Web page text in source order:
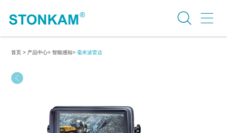
首页 > 产品中心> 智能感知> 毫米波雷达